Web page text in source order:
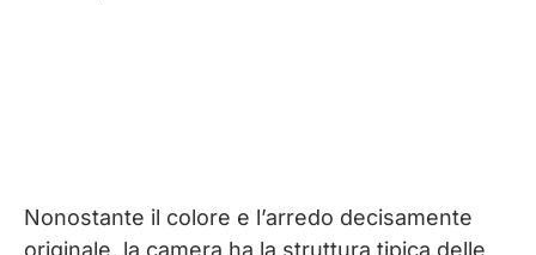
Nonostante il colore e l’arredo decisamente
originale, la camera ha la struttura tipica delle